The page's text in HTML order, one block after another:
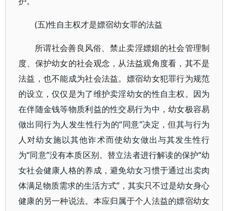
(五)性自主权才是嫖宿幼女罪的法益
所谓社会善良风俗、禁止卖淫嫖娼的社会管理制
度、保护幼女的社会观念，从法益观角度看，其不是
法益，也不能成为社会法益。嫖宿幼女犯罪行为规范
的设立，仅仅是为了维护卖淫幼女的性自主权。因为
在伴随金钱等物质利益的性交易行为中，幼女极容易
做出同行为人发生性行为的“同意”决定，但其与行为
人对幼女施以其他诈术而使幼女做出与其发生性行
为“同意”没有本质区别。替立法者进行解读的保护“幼
女社会健康人格的养成，避免幼女习惯于通过出卖肉
体满足物质需求的生活方式”，其实只不过是幼女身心
健康的另一种说法。本应归属于个人法益的嫖宿幼女